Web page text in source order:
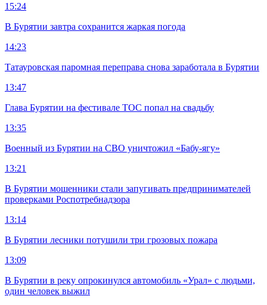
15:24
В Бурятии завтра сохранится жаркая погода
14:23
Татауровская паромная переправа снова заработала в Бурятии
13:47
Глава Бурятии на фестивале ТОС попал на свадьбу
13:35
Военный из Бурятии на СВО уничтожил «Бабу-ягу»
13:21
В Бурятии мошенники стали запугивать предпринимателей
проверками Роспотребнадзора
13:14
В Бурятии лесники потушили три грозовых пожара
13:09
В Бурятии в реку опрокинулся автомобиль «Урал» с людьми,
один человек выжил